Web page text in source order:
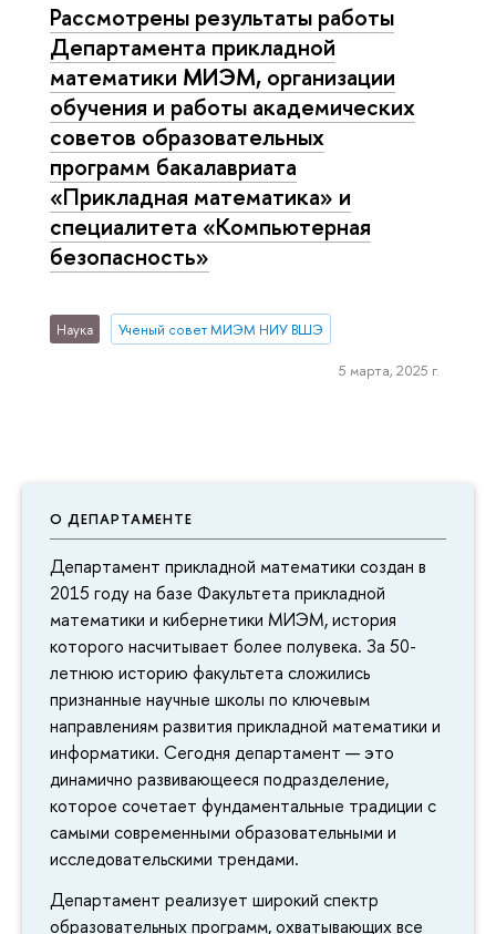
О ДЕПАРТАМЕНТЕ
Департамент прикладной математики создан в
2015 году на базе Факультета прикладной
математики и кибернетики МИЭМ, история
которого насчитывает более полувека. За 50-
летнюю историю факультета сложились
признанные научные школы по ключевым
направлениям развития прикладной математики и
информатики. Сегодня департамент — это
динамично развивающееся подразделение,
которое сочетает фундаментальные традиции с
самыми современными образовательными и
исследовательскими трендами.
Департамент реализует широкий спектр
образовательных программ, охватывающих все
Рассмотрены результаты работы
Департамента прикладной
математики МИЭМ, организации
обучения и работы академических
советов образовательных
программ бакалавриата
«Прикладная математика» и
специалитета «Компьютерная
безопасность»
Наука Ученый совет МИЭМ НИУ ВШЭ
5 марта, 2025 г.